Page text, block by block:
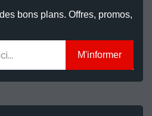
bons plans. Offres, promos,
M'informer